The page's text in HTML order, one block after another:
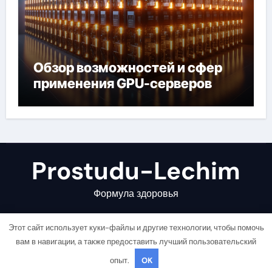
Обзор возможностей и сфер
применения GPU-серверов
Prostudu-Lechim
Формула здоровья
Copyright © All rights reserved |
Этот сайт использует куки-файлы и другие технологии, чтобы помочь
вам в навигации, а также предоставить лучший пользовательский
опыт.
OK